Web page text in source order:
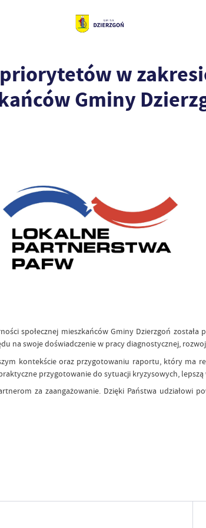
w
Gminy
społecznej mieszkańców Gminy Dzierzgoń
na swoje doświadczenie w pracy diagnostycznej,
kontekście oraz przygotowaniu raportu, który ma
przygotowanie do sytuacji kryzysowych,
za zaangażowanie. Dzięki Państwa udziałowi